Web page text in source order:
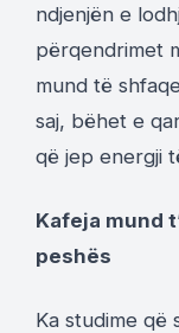
ndjenjën e
përqendrimet
mund të
saj, bëhet e
që jep energji
Kafeja mund
peshës
Ka studime që